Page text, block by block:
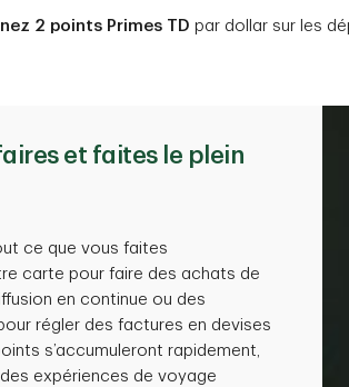
2 points Primes TD par dollar sur les
et faites le plein
ce que vous faites
carte pour faire des achats de
en continue ou des
régler des factures en devises
s’accumuleront rapidement,
expériences de voyage